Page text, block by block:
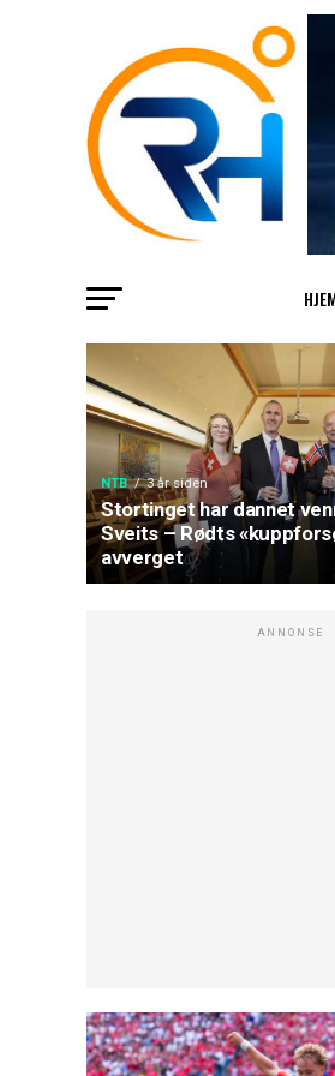
NTB 3 år siden
Stortinget har dannet
Sveits – Rødts
avverget
ANNONSE